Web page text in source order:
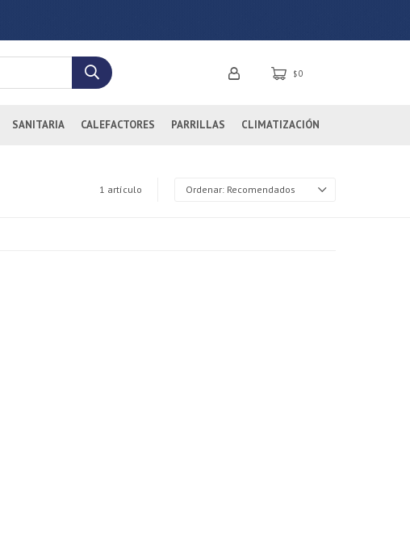
SANITARIA CALEFACTORES PARRILLAS CLIMATIZACIÓN
$0
1 artículo Recomendados